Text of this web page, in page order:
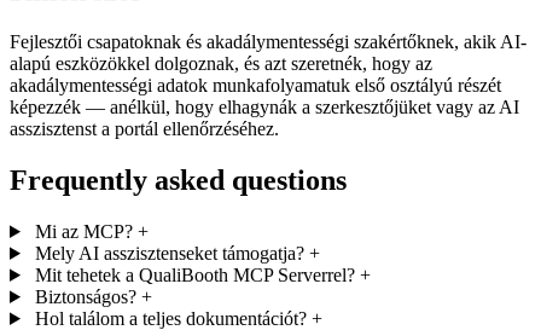
Fejlesztői csapatoknak és akadálymentességi szakértőknek, akik AI-
alapú eszközökkel dolgoznak, és azt szeretnék, hogy az
akadálymentességi adatok munkafolyamatuk első osztályú részét
képezzék — anélkül, hogy elhagynák a szerkesztőjüket vagy az AI
asszisztenst a portál ellenőrzéséhez.
Frequently asked questions
Mi az MCP? +
Mely AI asszisztenseket támogatja? +
Mit tehetek a QualiBooth MCP Serverrel? +
Biztonságos? +
Hol találom a teljes dokumentációt? +